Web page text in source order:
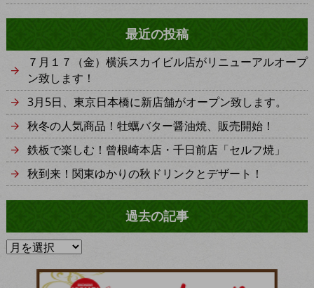
最近の投稿
７月１７（金）横浜スカイビル店がリニューアルオープ
ン致します！
3月5日、東京日本橋に新店舗がオープン致します。
秋冬の人気商品！牡蠣バター醤油焼、販売開始！
鉄板で楽しむ！曾根崎本店・千日前店「セルフ焼」
秋到来！関東ゆかりの秋ドリンクとデザート！
過去の記事
過